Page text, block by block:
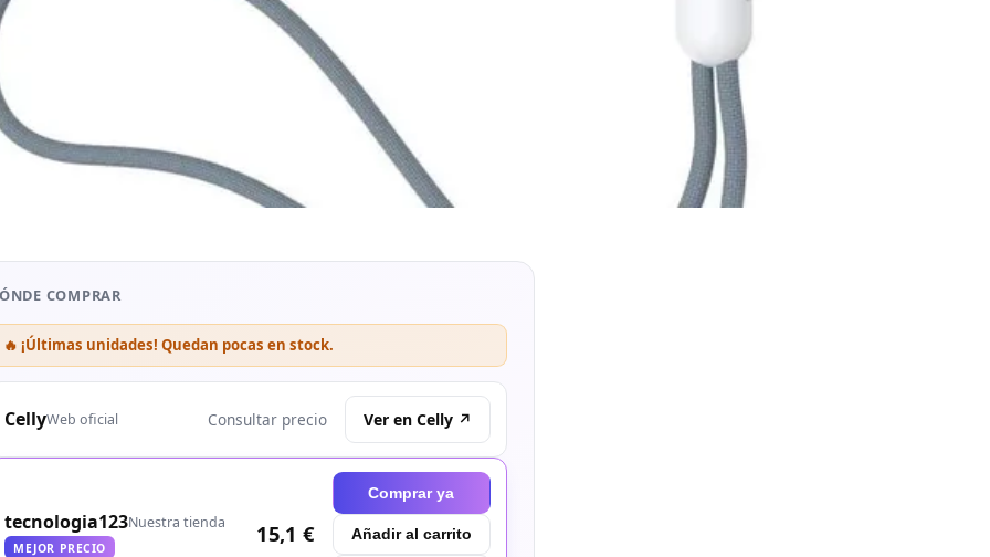
COMPRAR
🔥 ¡Últimas unidades! Quedan pocas en stock.
CellyWeb oficial Consultar precio Ver en Celly ↗
tecnologia123Nuestra tienda
MEJOR PRECIO
15,1 €
Comprar ya
Añadir al carrito